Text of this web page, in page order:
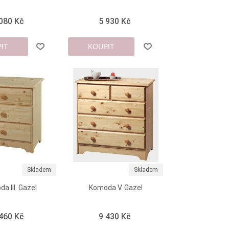
Kč 5 930 Kč
KOUPIT
Skladem
III. Gazel
Kč
Skladem
Komoda V. Gazel
9 430 Kč